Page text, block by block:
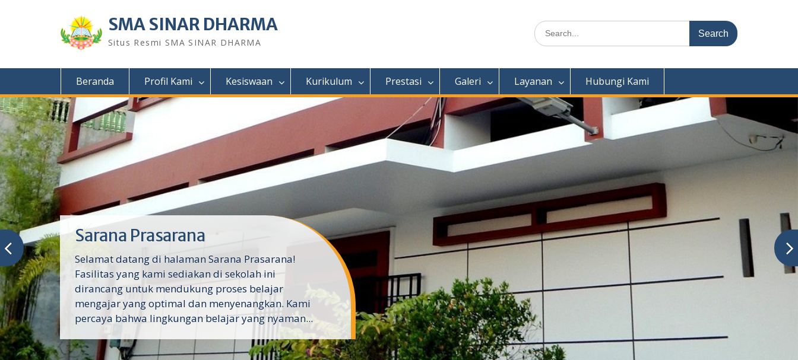
SMA SINAR DHARMA
Situs Resmi SMA SINAR DHARMA
Search
for:
Beranda Profil Kami Kesiswaan Kurikulum Prestasi Galeri Layanan Hubungi Kami
Sarana Prasarana
Selamat datang di halaman Sarana Prasarana!
Fasilitas yang kami sediakan di sekolah ini
dirancang untuk mendukung proses belajar
mengajar yang optimal dan menyenangkan. Kami
percaya bahwa lingkungan belajar yang nyaman...